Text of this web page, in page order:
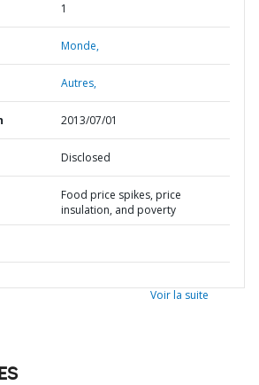
1
Monde,
Autres,
2013/07/01
Disclosed
Food price spikes, price
insulation, and poverty
Voir la suite